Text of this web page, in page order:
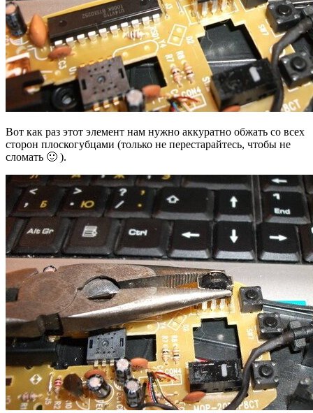
Вот как раз этот элемент нам нужно аккуратно обжать со всех
сторон плоскогубцами (только не перестарайтесь, чтобы не
сломать 🙂 ).